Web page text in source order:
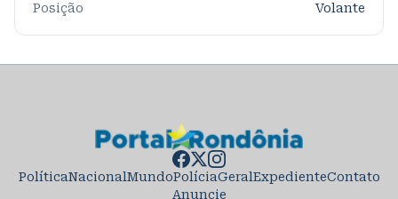
Posição
Volante
PolíticaNacionalMundoPolíciaGeralExpedienteContato
Anuncie